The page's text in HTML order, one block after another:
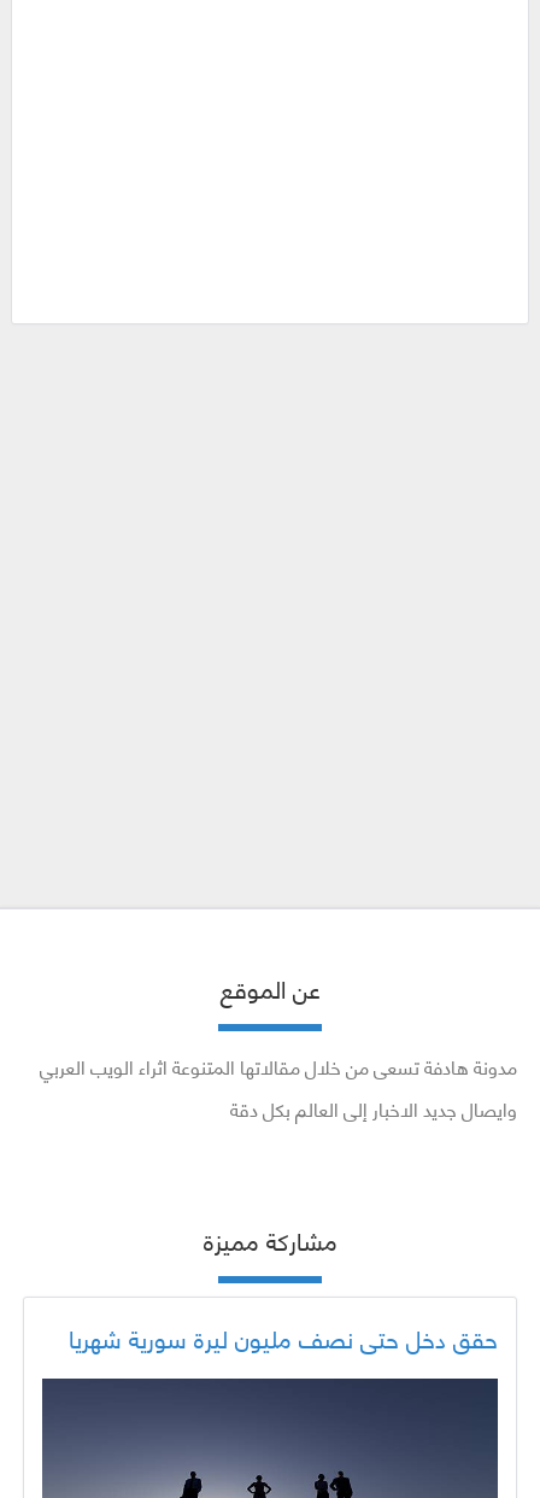
عن الموقع
مدونة هادفة تسعى من خلال مقالاتها المتنوعة اثراء الويب العربي
وايصال جديد الاخبار إلى العالم بكل دقة
مشاركة مميزة
حقق دخل حتى نصف مليون ليرة سورية شهريا